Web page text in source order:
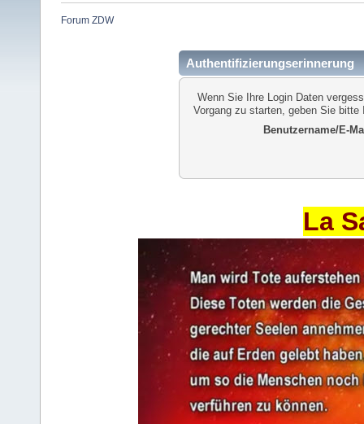
Forum ZDW
Authentifizierungserinnerung
Wenn Sie Ihre Login Daten
Vorgang zu starten, geben Sie
Benutzername/E-
La